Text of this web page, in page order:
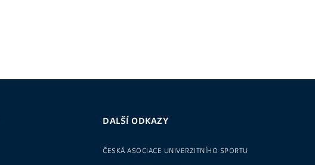
DALŠÍ ODKAZY
ČESKÁ ASOCIACE UNIVERZITNÍHO SPORTU